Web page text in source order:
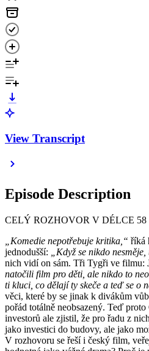
View Transcript
Episode Description
CELÝ ROZHOVOR V DÉLCE 58
„Komedie nepotřebuje kritika,“ říká
jednodušší:
„Když se nikdo
nich vidí on sám. Tři Tygři ve filmu:
natočili film pro děti, ale nikdo to
ti kluci, co dělají ty skeče a teď se o
věci, které by se jinak k divákům
pořád totálně neobsazený. Teď
investorů ale zjistil, že pro řadu z
jako investici do budovy, ale jako
V rozhovoru se řeší i český film,